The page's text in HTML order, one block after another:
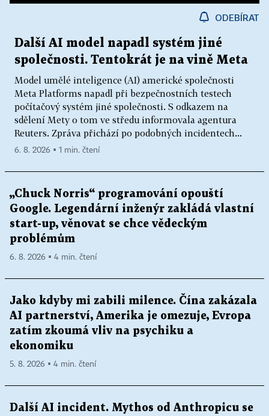
ODEBÍRAT
Další AI model napadl systém jiné
společnosti. Tentokrát je na vině Meta
Model umělé inteligence (AI) americké společnosti
Meta Platforms napadl při bezpečnostních testech
počítačový systém jiné společnosti. S odkazem na
sdělení Mety o tom ve středu informovala agentura
Reuters. Zpráva přichází po podobných incidentech...
6. 8. 2026 ▪ 1 min. čtení
„Chuck Norris“ programování opouští
Google. Legendární inženýr zakládá vlastní
start-up, věnovat se chce vědeckým
problémům
6. 8. 2026 ▪ 4 min. čtení
Jako kdyby mi zabili milence. Čína zakázala
AI partnerství, Amerika je omezuje, Evropa
zatím zkoumá vliv na psychiku a
ekonomiku
5. 8. 2026 ▪ 4 min. čtení
Další AI incident. Mythos od Anthropicu se